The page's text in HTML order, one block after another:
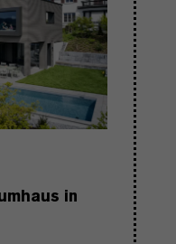
in